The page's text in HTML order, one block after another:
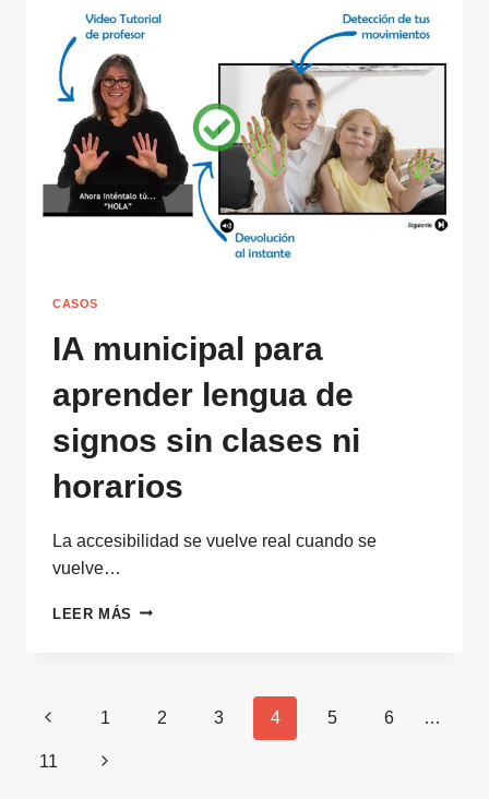
LENGUA
DE
SIGNOS
SIN
CLASES
NI
HORARIOS
CASOS
IA municipal para
aprender lengua de
signos sin clases ni
horarios
La accesibilidad se vuelve real cuando se
vuelve…
LEER MÁS IA
Navegación
página
Página
anterior
1 2 3 4 5 6 …
11 Siguiente